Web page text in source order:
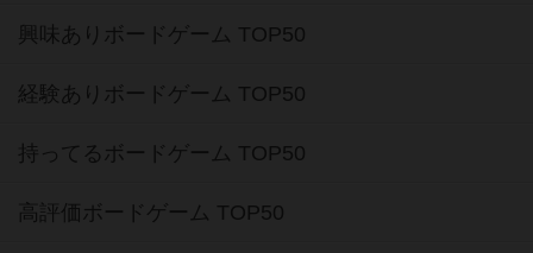
興味ありボードゲーム TOP50
経験ありボードゲーム TOP50
持ってるボードゲーム TOP50
高評価ボードゲーム TOP50